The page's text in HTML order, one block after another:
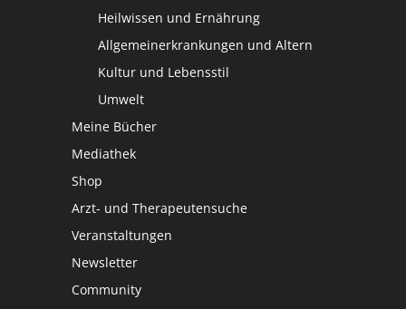
Heilwissen und Ernährung
Allgemeinerkrankungen und Altern
Kultur und Lebensstil
Umwelt
Meine Bücher
Mediathek
Shop
Arzt- und Therapeutensuche
Veranstaltungen
Newsletter
Community